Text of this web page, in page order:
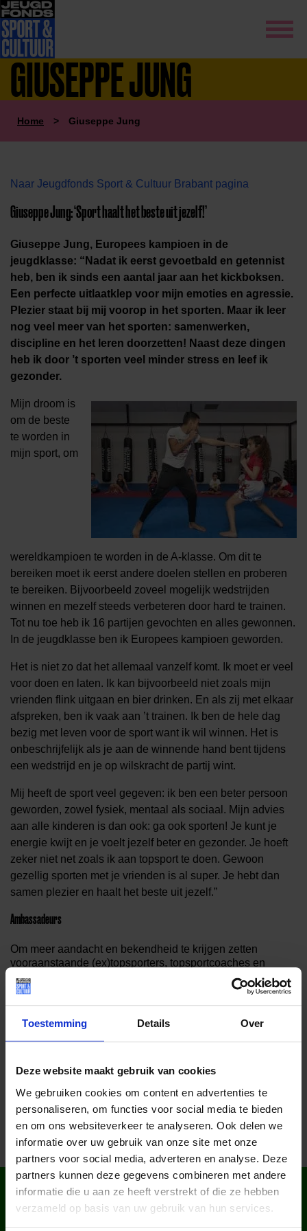
Toestemming Details Over
Deze website maakt gebruik van cookies
We gebruiken cookies om content en advertenties te
personaliseren, om functies voor social media te bieden
en om ons websiteverkeer te analyseren. Ook delen we
informatie over uw gebruik van onze site met onze
partners voor social media, adverteren en analyse. Deze
partners kunnen deze gegevens combineren met andere
informatie die u aan ze heeft verstrekt of die ze hebben
verzameld op basis van uw gebruik van hun services.
GIUSEPPE JUNG
Home > Giuseppe Jung
Naar Jeugdfonds Sport & Cultuur Brabant pagina
Giuseppe Jung: ‘Sport haalt het beste uit jezelf!’
Giuseppe Jung, Europees kampioen in de
jeugdklasse: “Nadat ik eerst gevoetbald en getennist
heb, ben ik sinds een aantal jaar aan het kickboksen.
Een perfecte uitlaatklep voor mijn emoties en agressie.
Plezier staat bij mij voorop in het sporten. Maar ik leer
nog veel meer van het sporten: samenwerken,
discipline en het leren doorzetten! Naast deze dingen
heb ik door ’t sporten veel minder stress en leef ik
gezonder.
Mijn droom is
om de beste
te worden in
mijn sport, om
wereldkampioen te worden in de A-klasse. Om dit te
bereiken moet ik eerst andere doelen stellen en proberen
te bereiken. Bijvoorbeeld zoveel mogelijk wedstrijden
winnen en mezelf steeds verbeteren door hard te trainen.
Tot nu toe heb ik 16 partijen gevochten en alles gewonnen.
In de jeugdklasse ben ik Europees kampioen geworden.
Het is niet zo dat het allemaal vanzelf komt. Ik moet er veel
voor doen en laten. Ik kan bijvoorbeeld niet zoals mijn
vrienden flink uitgaan en bier drinken. En als zij met elkaar
afspreken, ben ik vaak aan ’t trainen. Ik ben de hele dag
bezig met leven voor de sport want ik wil winnen. Het is
onbeschrijfelijk als je aan de winnende hand bent tijdens
een wedstrijd en je op wilskracht de partij wint.
Mij heeft de sport veel gegeven: ik ben een beter persoon
geworden, zowel fysiek, mentaal als sociaal. Mijn advies
aan alle kinderen is dan ook: ga ook sporten! Je kunt je
energie kwijt en je voelt jezelf beter en gezonder. Je hoeft
zeker niet net zoals ik aan topsport te doen. Gewoon
gezellig sporten met je vrienden is al super. Je hebt dan
samen plezier en haalt het beste uit jezelf.”
Ambassadeurs
Om meer aandacht en bekendheid te krijgen zetten
vooraanstaande (ex)topsporters, topsportcoaches en
BN’ers zich in als ambassadeur voor het Jeugdfonds. Maar
ook minder bekende mensen die het ontzettend belangrijk
vinden dat alle kinderen kunnen sporten. Dit doen zij
belangeloos. De ambassadeurs tonen hiermee hun
maatschappelijke betrokkenheid.
Deel dit bericht op social media!
WIST JE DAT IN
NEDERLAND?